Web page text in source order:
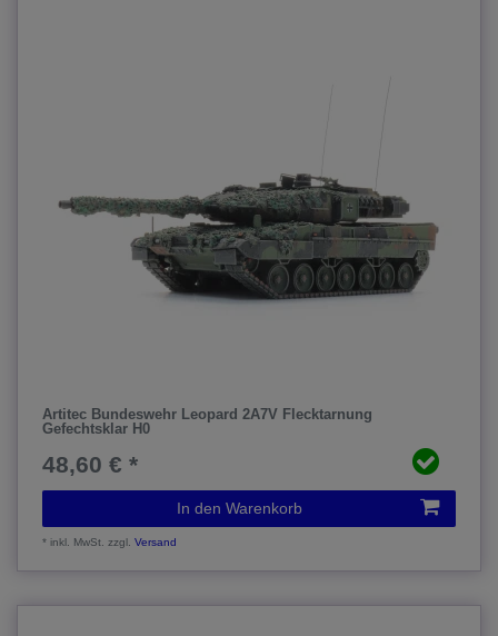
Artitec Bundeswehr Leopard 2A7V Flecktarnung
Gefechtsklar H0
48,60 € *
In den Warenkorb
*inkl. MwSt. zzgl.Versand